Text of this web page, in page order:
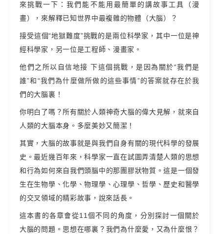
來挑戰一下：我們能不能用最簡單的講故事工具（漫
畫），來解釋已知世界中最複雜的物體（大腦）？
接受這個“地獄難度”挑戰的是兩位科學家，其中一位是神
經科學家，另一位是工程師、漫畫家。
他們之所以自信地接 下這個挑戰，是因為關於“我們是
誰”和“我們為什麼做所做的這些事情”的答案就存在於我
們的大腦裏！
你明白了嗎？所有關於人類神奇大腦的偉大見解，就來自
人類的大腦本身。多麼美妙又簡潔！
其實，大腦的故事就是與我們自身有關的現代科學的發展
史。最近幾百年來，科學家一直在試圖弄清楚人類的思想
和行為如何來自我們頭腦中的那團膠狀物質。這是一個發
生在生物學、化學、物理學、心理學、哲學、歷史和醫學
的交叉領域的精彩故事，說來話長。
這本書的各章會從11個不同的角度，分別探討一個關於
大腦的問題。思想在哪裏？我們為什麼愛，又為什麼恨？